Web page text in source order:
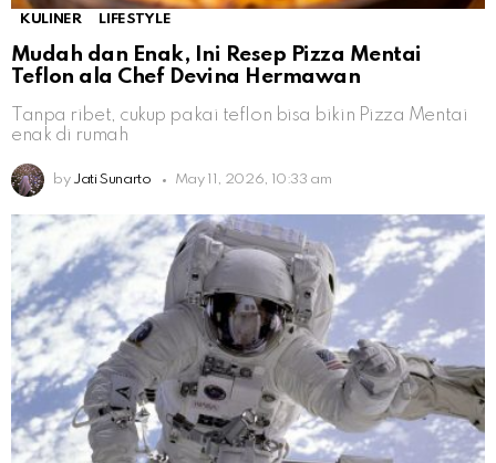
KULINER LIFESTYLE
Mudah dan Enak, Ini Resep Pizza Mentai
Teflon ala Chef Devina Hermawan
Tanpa ribet, cukup pakai teflon bisa bikin Pizza Mentai
enak di rumah
by Jati Sunarto May 11, 2026, 10:33 am